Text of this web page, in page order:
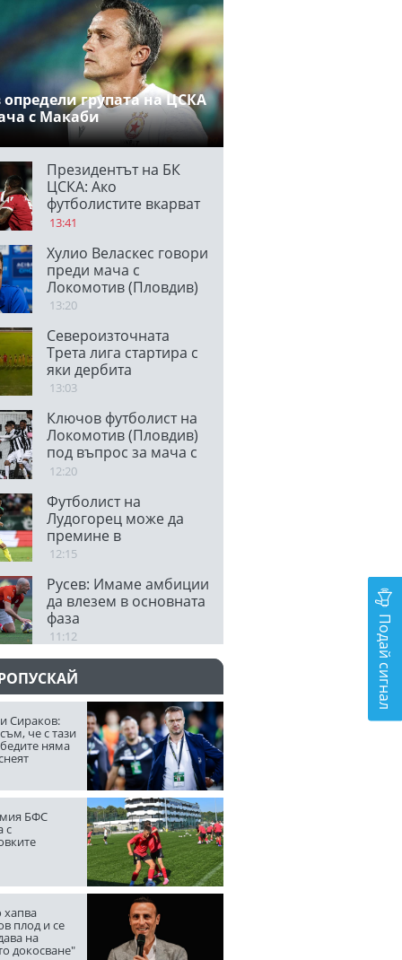
определи групата на ЦСКА
с Макаби
Президентът на БК
ЦСКА: Ако
футболистите вкарват
по два гола на мач,
благодарение на
феновете
13:41
Хулио Веласкес говори
преди мача с
Локомотив (Пловдив)
13:20
Североизточната
Трета лига стартира с
яки дербита
13:03
Ключов футболист на
Локомотив (Пловдив)
под въпрос за мача с
Левски
12:20
Футболист на
Лудогорец може да
премине в
колумбийски тим
12:15
Русев: Имаме амбиции
да влезем в основната
фаза
11:12
Сираков:
че с тази
няма
БФС
с
хапва
плод и се
на
докосване"
Подай сигнал